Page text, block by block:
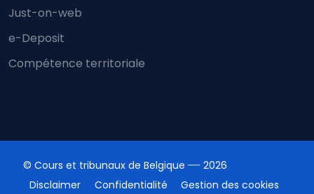
Just-on-web
e-Deposit
Compétence territoriale
© Cours et tribunaux de Belgique
2026
Disclaimer
Confidentialité Gestion des cookies